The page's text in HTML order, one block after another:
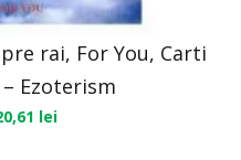
rai, For You, Carti
Ezoterism
lei